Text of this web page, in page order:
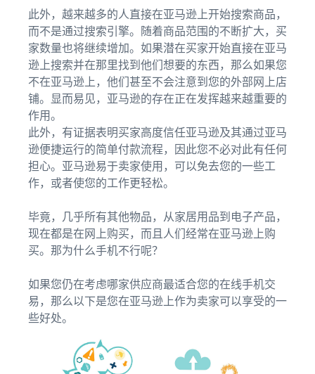
此外，越来越多的人直接在亚马逊上开始搜索商品，
而不是通过搜索引擎。随着商品范围的不断扩大，买
家数量也将继续增加。如果潜在买家开始直接在亚马
逊上搜索并在那里找到他们想要的东西，那么如果您
不在亚马逊上，他们甚至不会注意到您的外部网上店
铺。显而易见，亚马逊的存在正在发挥越来越重要的
作用。
此外，有证据表明买家高度信任亚马逊及其通过亚马
逊便捷运行的简单付款流程，因此您不必对此有任何
担心。亚马逊易于卖家使用，可以免去您的一些工
作，或者使您的工作更轻松。
毕竟，几乎所有其他物品，从家居用品到电子产品，
现在都是在网上购买，而且人们经常在亚马逊上购
买。那为什么手机不行呢？
如果您仍在考虑哪家供应商最适合您的在线手机交
易，那么以下是您在亚马逊上作为卖家可以享受的一
些好处。